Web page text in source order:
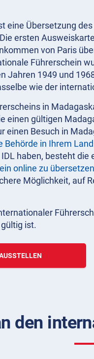
eine Übersetzung
ersten
von Paris
Führerschein
Jahren 1949 und
wie der
in
einen gültigen
einen Besuch in
Behörde in Ihrem Land
haben, besteht die
online zu übersetzen
Möglichkeit, auf
ist.
den